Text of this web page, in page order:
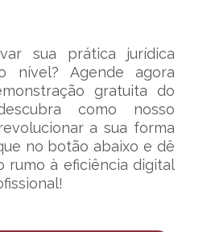
sua prática jurídica
nível? Agende agora
gratuita do
como nosso
a sua forma
no botão abaixo e dê
rumo à eficiência digital